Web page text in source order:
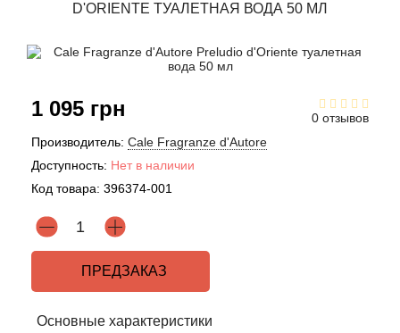
D'ORIENTE ТУАЛЕТНАЯ ВОДА 50 МЛ
0 отзывов
1 095 грн
Производитель: Cale Fragranze d'Autore
Доступность: Нет в наличии
Код товара: 396374-001
ПРЕДЗАКАЗ
Основные характеристики
Absolument Parfumeur
Acca Kappa
Acqua di Parma
Adidas
Контакты
Статьи